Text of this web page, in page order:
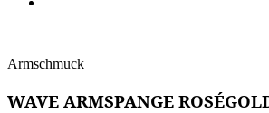
Armschmuck
WAVE ARMSPANGE